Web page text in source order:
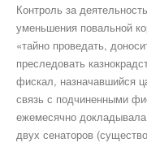
Контроль за
уменьшения повальной
«тайно проведать,
преследовать
фискал, назначавшийся
связь с подчиненными
ежемесячно
двух сенаторов